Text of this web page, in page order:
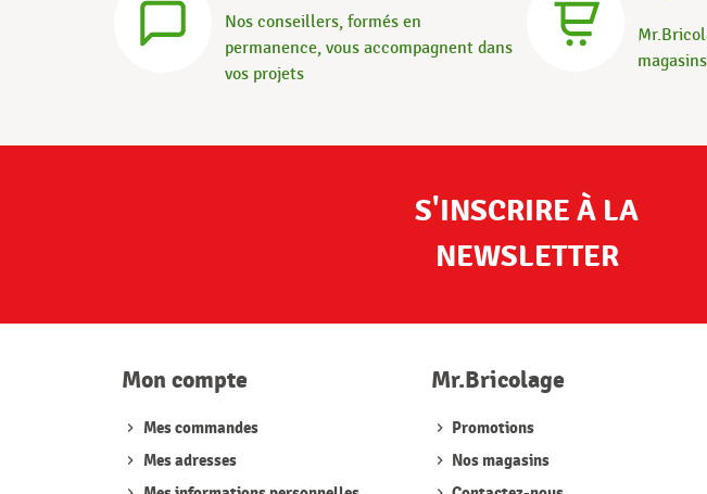
Nos conseillers, formés en
permanence, vous accompagnent dans
vos projets
S'INSCRIRE À LA
NEWSLETTER
Mon compte
Mes commandes
Mes adresses
Mr.Bricolage
Promotions
Nos magasins